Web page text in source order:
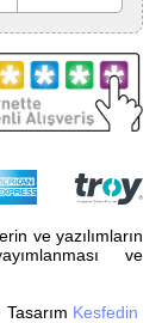
ve yazılımların
ve
Kesfedin